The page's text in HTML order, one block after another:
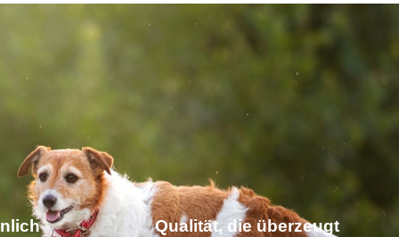
Qualität, die überzeugt